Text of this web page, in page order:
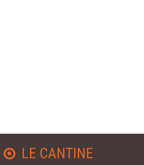
LE CANTINE